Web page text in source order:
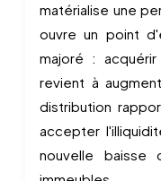
matérialise une
ouvre un point
majoré :
revient à
distribution
accepter
nouvelle baisse